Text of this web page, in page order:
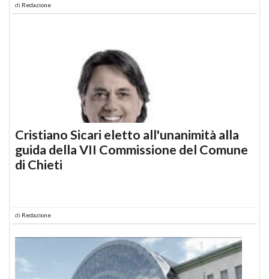
di Redazione
Cristiano Sicari eletto all'unanimità alla
guida della VII Commissione del Comune
di Chieti
di Redazione